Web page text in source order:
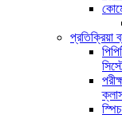
প্রতিক্রিয়া